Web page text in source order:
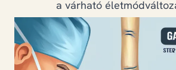
a várható